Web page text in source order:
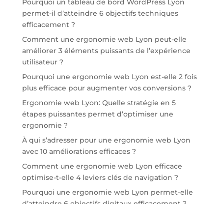
Pourquoi un tableau de bord WordPress Lyon
permet-il d’atteindre 6 objectifs techniques
efficacement ?
Comment une ergonomie web Lyon peut-elle
améliorer 3 éléments puissants de l’expérience
utilisateur ?
Pourquoi une ergonomie web Lyon est-elle 2 fois
plus efficace pour augmenter vos conversions ?
Ergonomie web Lyon: Quelle stratégie en 5
étapes puissantes permet d’optimiser une
ergonomie ?
À qui s’adresser pour une ergonomie web Lyon
avec 10 améliorations efficaces ?
Comment une ergonomie web Lyon efficace
optimise-t-elle 4 leviers clés de navigation ?
Pourquoi une ergonomie web Lyon permet-elle